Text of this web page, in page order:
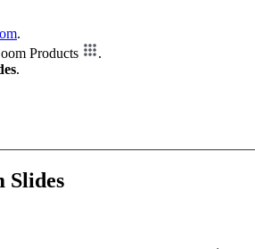
.
Products
.
.
Slides